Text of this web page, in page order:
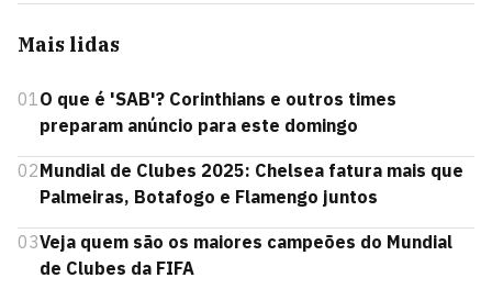
Mais lidas
01O que é 'SAB'? Corinthians e outros times
preparam anúncio para este domingo
02Mundial de Clubes 2025: Chelsea fatura mais que
Palmeiras, Botafogo e Flamengo juntos
03Veja quem são os maiores campeões do Mundial
de Clubes da FIFA